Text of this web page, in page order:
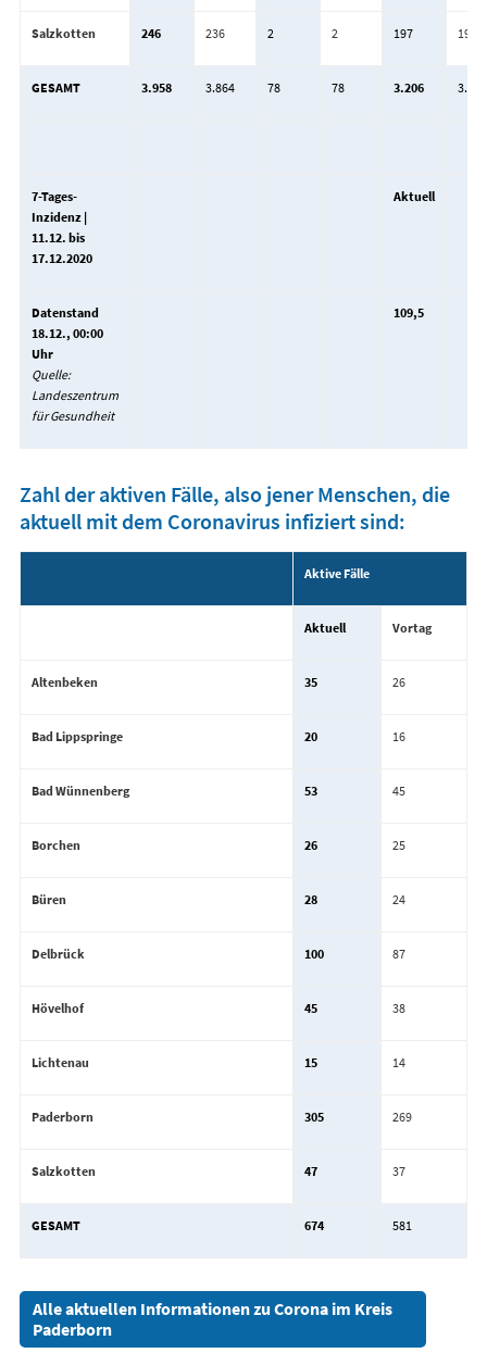
Salzkotten 246 236 2 2 197 197
GESAMT 3.958 3.864 78 78 3.206 3.205
7-Tages-
Inzidenz |
11.12. bis
17.12.2020
Aktuell
Datenstand
18.12., 00:00
Uhr
Quelle:
Landeszentrum
für Gesundheit
109,5
Zahl der aktiven Fälle, also jener Menschen, die
aktuell mit dem Coronavirus infiziert sind:
Aktive Fälle
Aktuell Vortag
Altenbeken 35 26
Bad Lippspringe 20 16
Bad Wünnenberg 53 45
Borchen 26 25
Büren 28 24
Delbrück 100 87
Hövelhof 45 38
Lichtenau 15 14
Paderborn 305 269
Salzkotten 47 37
GESAMT 674 581
Alle aktuellen Informationen zu Corona im Kreis
Paderborn